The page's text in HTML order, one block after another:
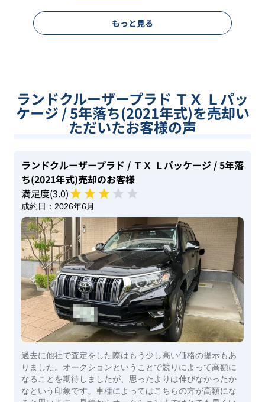
もっと見る
ランドクルーザープラド ＴＸ Ｌパッ
ケージ / 5年落ち(2021年式)を売却い
ただいたお客様の声
ランドクルーザープラド / ＴＸ Ｌパッケージ / 5年落
ち(2021年式)売却のお客様
満足度(3.0)
成約日： 2026年6月
過去に他社で査定をした際はもう少し高い価格の提示もあ
りました。オークションということで競りによって高額に
なることを期待しましたが、思ったよりは伸びなかったか
なという印象です。車種によってはこちらの方が高額にな